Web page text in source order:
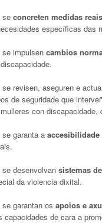
se concreten medidas reais
específicas das
se impulsen cambios
se revisen, aseguren e
de seguridade que
con
se garanta aaccesibilidade
se desenvolvan sistemas
da violencia dixital.
se garantan os apoios e
capacidades de cara a